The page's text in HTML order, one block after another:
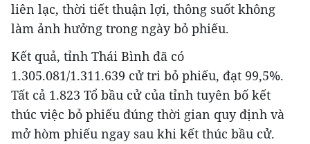
liên lạc, thời tiết thuận lợi, thông suốt không
làm ảnh hưởng trong ngày bỏ phiếu.
Kết quả, tỉnh Thái Bình đã có
1.305.081/1.311.639 cử tri bỏ phiếu, đạt 99,5%.
Tất cả 1.823 Tổ bầu cử của tỉnh tuyên bố kết
thúc việc bỏ phiếu đúng thời gian quy định và
mở hòm phiếu ngay sau khi kết thúc bầu cử.